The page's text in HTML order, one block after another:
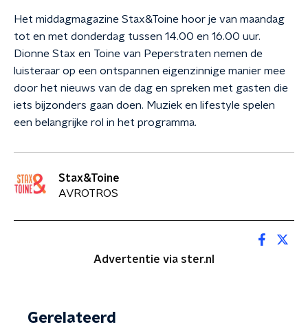
Het middagmagazine Stax&Toine hoor je van maandag
tot en met donderdag tussen 14.00 en 16.00 uur.
Dionne Stax en Toine van Peperstraten nemen de
luisteraar op een ontspannen eigenzinnige manier mee
door het nieuws van de dag en spreken met gasten die
iets bijzonders gaan doen. Muziek en lifestyle spelen
een belangrijke rol in het programma.
Stax&Toine
AVROTROS
Advertentie via ster.nl
Gerelateerd